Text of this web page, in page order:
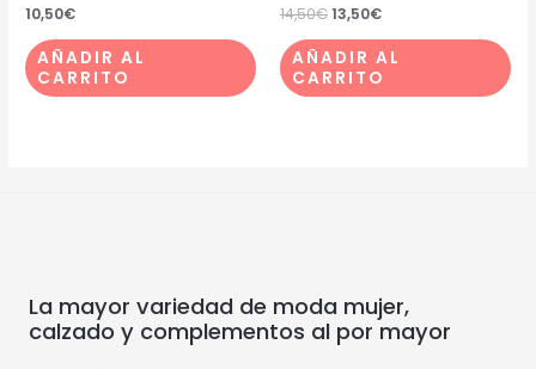
10,50€
AÑADIR AL
CARRITO
14,50€13,50€
AÑADIR AL
CARRITO
La mayor variedad de moda mujer,
calzado y complementos al por mayor